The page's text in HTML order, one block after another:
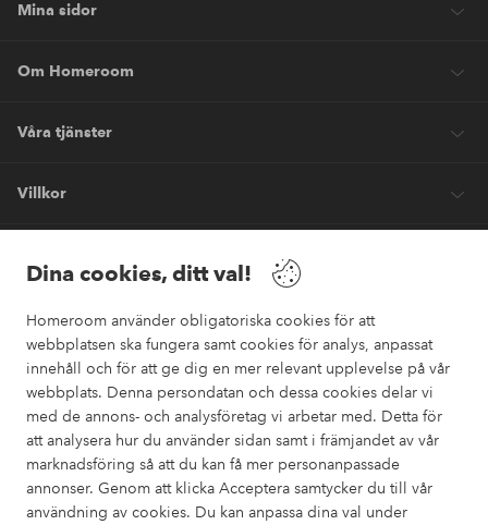
Dina cookies, ditt val!
Homeroom använder obligatoriska cookies för att
webbplatsen ska fungera samt cookies för analys, anpassat
innehåll och för att ge dig en mer relevant upplevelse på vår
webbplats. Denna persondatan och dessa cookies delar vi
med de annons- och analysföretag vi arbetar med. Detta för
att analysera hur du använder sidan samt i främjandet av vår
marknadsföring så att du kan få mer personanpassade
annonser. Genom att klicka Acceptera samtycker du till vår
användning av cookies. Du kan anpassa dina val under
Mina sidor
Om Homeroom
Våra tjänster
Villkor
Säkra betalningar
Vill du veta mer om våra betalalternativ ?
elpy